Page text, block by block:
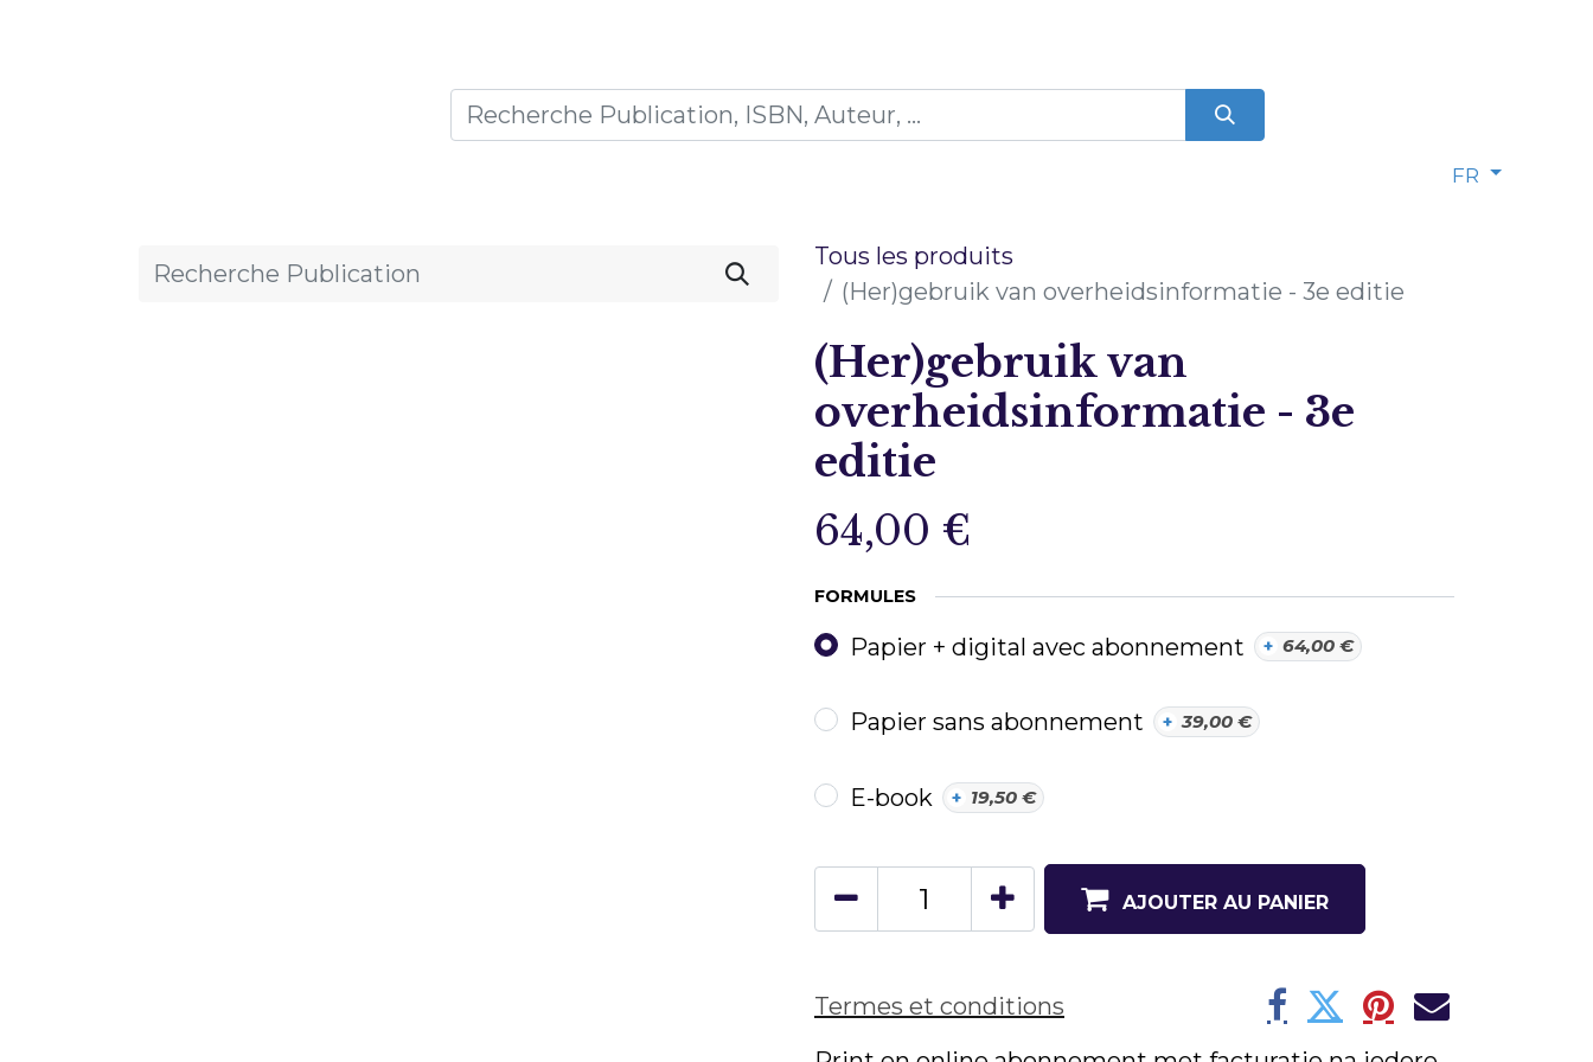
FR
Tous les produits
(Her)gebruik van overheidsinformatie - 3e editie
(Her)gebruik van
overheidsinformatie - 3e
editie
64,00 €
FORMULES
Papier + digital avec abonnement + 64,00 €
Papier sans abonnement + 39,00 €
E-book + 19,50 €
AJOUTER AU PANIER
Termes et conditions